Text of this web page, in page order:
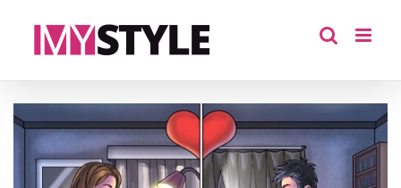
View
Larger
Image